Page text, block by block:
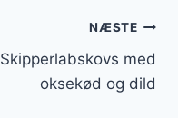
NÆSTE
Skipperlabskovs med
oksekød og dild